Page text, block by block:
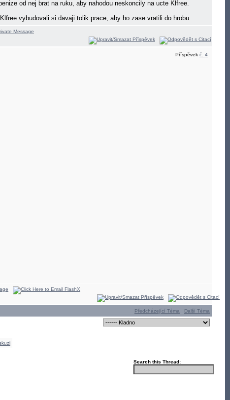
od nej brat na ruku, aby nahodou neskoncily na ucte Klfree.
vybudovali si davaji tolik prace, aby ho zase vratili do hrobu.
Příspěvek č. 4
Předcházející Téma Další Téma
Search this Thread: